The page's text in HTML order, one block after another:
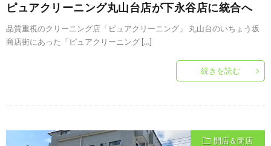
ピュアクリーニング丸山台店が下永谷店に統合へ
品質重視のクリーニング店「ピュアクリーニング」 丸山台のいちょう坂
商店街にあった「ピュアクリーニング […]
続きを読む
開店＆閉店